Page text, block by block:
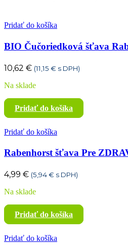
Pridať do košíka
BIO Čučoriedková šťava
10,62 € (11,15 € s DPH)
Na sklade
Pridať do košíka
Pridať do košíka
Rabenhorst šťava Pre
4,99 € (5,94€ s DPH)
Na sklade
Pridať do košíka
Pridať do košíka